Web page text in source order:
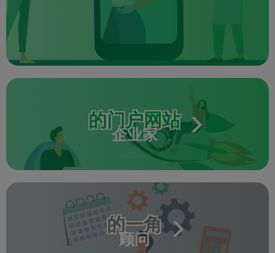
的门户网站
企业家
的一角
顾问